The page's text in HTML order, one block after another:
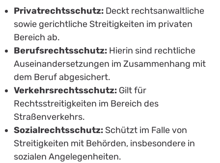
Privatrechtsschutz:Deckt rechtsanwaltliche
sowie gerichtliche Streitigkeiten im privaten
Bereich ab.
Berufsrechtsschutz:Hierin sind rechtliche
Auseinandersetzungen im Zusammenhang mit
dem Beruf abgesichert.
Verkehrsrechtsschutz:Gilt für
Rechtsstreitigkeiten im Bereich des
Straßenverkehrs.
Sozialrechtsschutz:Schützt im Falle von
Streitigkeiten mit Behörden, insbesondere in
sozialen Angelegenheiten.